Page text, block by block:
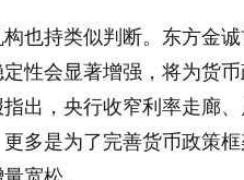
构也持类似判断。东方金
性会显著增强，将为货
出，央行收窄利率走廊
多是为了完善货币政策